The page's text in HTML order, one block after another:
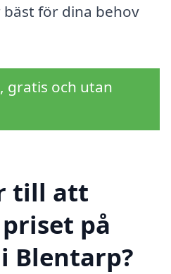
för dina behov
gratis och utan
till att
på
Blentarp?